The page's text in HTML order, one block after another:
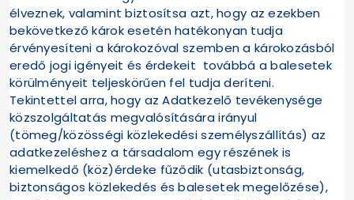
élveznek, valamint biztosítsa azt, hogy az ezekben
bekövetkező károk esetén hatékonyan tudja
érvényesíteni a károkozóval szemben a károkozásból
eredő jogi igényeit és érdekeit továbbá a balesetek
körülményeit teljeskörűen fel tudja deríteni.
Tekintettel arra, hogy az Adatkezelő tevékenysége
közszolgáltatás megvalósítására irányul
(tömeg/közösségi közlekedési személyszállítás) az
adatkezeléshez a társadalom egy részének is
kiemelkedő (köz)érdeke fűződik (utasbiztonság,
biztonságos közlekedés és balesetek megelőzése),